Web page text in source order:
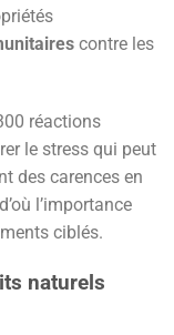
contre les
réactions
le stress qui peut
des carences en
l’importance
ciblés.
naturels